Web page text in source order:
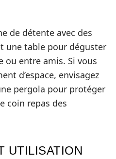
de détente avec des
une table pour déguster
ou entre amis. Si vous
d’espace, envisagez
pergola pour protéger
coin repas des
UTILISATION